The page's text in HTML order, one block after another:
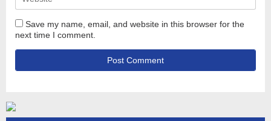
Save my name, email, and website in this browser for the
next time I comment.